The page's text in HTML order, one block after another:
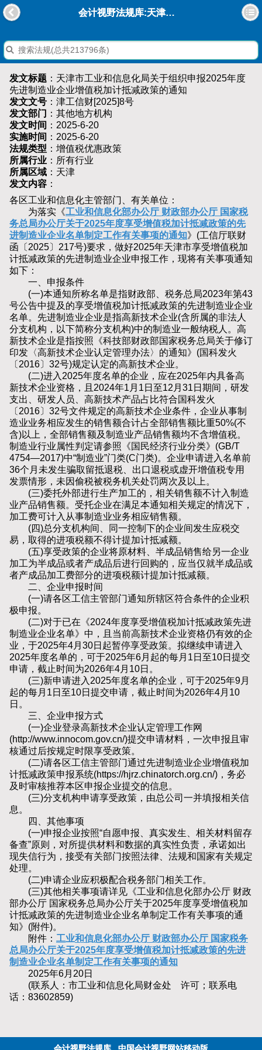
会计视野法规库:天津市工业和信息化局关于组织申报2025年度先进制造业企业增值税加计抵减政策的通知
发文标题 ：天津市工业和信息化局关于组织申报2025年度
先进制造业企业增值税加计抵减政策的通知
发文文号 ：津工信财[2025]8号
发文部门 ：其他地方机构
发文时间 ：2025-6-20
实施时间 ：2025-6-20
法规类型 ：增值税优惠政策
所属行业 ：所有行业
所属区域 ：天津
发文内容 ：
各区工业和信息化主管部门、有关单位：
为落实《工业和信息化部办公厅 财政部办公厅 国家税
务总局办公厅关于2025年度享受增值税加计抵减政策的先
进制造业企业名单制定工作有关事项的通知》(工信厅联财
函〔2025〕217号)要求，做好2025年天津市享受增值税加
计抵减政策的先进制造业企业申报工作，现将有关事项通知
如下：
一、申报条件
(一)本通知所称名单是指财政部、税务总局2023年第43
号公告中提及的享受增值税加计抵减政策的先进制造业企业
名单。先进制造业企业是指高新技术企业(含所属的非法人
分支机构，以下简称分支机构)中的制造业一般纳税人。高
新技术企业是指按照《科技部财政部国家税务总局关于修订
印发〈高新技术企业认定管理办法〉的通知》(国科发火
〔2016〕32号)规定认定的高新技术企业。
(二)进入2025年度名单的企业，应在2025年内具备高
新技术企业资格，且2024年1月1日至12月31日期间，研发
支出、研发人员、高新技术产品占比符合国科发火
〔2016〕32号文件规定的高新技术企业条件，企业从事制
造业业务相应发生的销售额合计占全部销售额比重50%(不
含)以上，全部销售额及制造业产品销售额均不含增值税。
制造业行业属性判定请参照《国民经济行业分类》(GB/T
4754—2017)中“制造业”门类(C门类)。企业申请进入名单前
36个月未发生骗取留抵退税、出口退税或虚开增值税专用
发票情形，未因偷税被税务机关处罚两次及以上。
(三)委托外部进行生产加工的，相关销售额不计入制造
业产品销售额。受托企业在满足本通知相关规定的情况下，
加工费可计入从事制造业业务相应销售额。
(四)总分支机构间、同一控制下的企业间发生应税交
易，取得的进项税额不得计提加计抵减额。
(五)享受政策的企业将原材料、半成品销售给另一企业
加工为半成品或者产成品后进行回购的，应当仅就半成品或
者产成品加工费部分的进项税额计提加计抵减额。
二、企业申报时间
(一)请各区工信主管部门通知所辖区符合条件的企业积
极申报。
(二)对于已在《2024年度享受增值税加计抵减政策先进
制造业企业名单》中，且当前高新技术企业资格仍有效的企
业，于2025年4月30日起暂停享受政策。拟继续申请进入
2025年度名单的，可于2025年6月起的每月1日至10日提交
申请，截止时间为2026年4月10日。
(三)新申请进入2025年度名单的企业，可于2025年9月
起的每月1日至10日提交申请，截止时间为2026年4月10
日。
三、企业申报方式
(一)企业登录高新技术企业认定管理工作网
(http://www.innocom.gov.cn/)提交申请材料，一次申报且审
核通过后按规定时限享受政策。
(二)请各区工信主管部门通过先进制造业企业增值税加
计抵减政策申报系统(https://hjrz.chinatorch.org.cn/)，务必
及时审核推荐本区申报企业提交的信息。
(三)分支机构申请享受政策，由总公司一并填报相关信
息。
四、其他事项
(一)申报企业按照“自愿申报、真实发生、相关材料留存
备查”原则，对所提供材料和数据的真实性负责，承诺如出
现失信行为，接受有关部门按照法律、法规和国家有关规定
处理。
(二)申请企业应积极配合税务部门相关工作。
(三)其他相关事项请详见《工业和信息化部办公厅 财政
部办公厅 国家税务总局办公厅关于2025年度享受增值税加
计抵减政策的先进制造业企业名单制定工作有关事项的通
知》(附件)。
附件： 工业和信息化部办公厅 财政部办公厅 国家税务
总局办公厅关于2025年度享受增值税加计抵减政策的先进
制造业企业名单制定工作有关事项的通知
2025年6月20日
(联系人：市工业和信息化局财金处 许可；联系电
话：83602859)
会计视野法规库 中国会计视野网站移动版